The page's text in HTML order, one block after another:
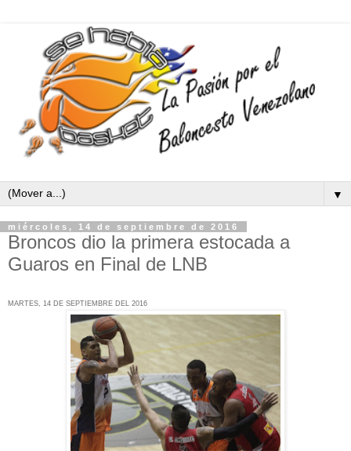
▼
miércoles, 14 de septiembre de 2016
Broncos dio la primera estocada a
Guaros en Final de LNB
MARTES, 14 DE SEPTIEMBRE DEL 2016